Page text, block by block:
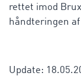
rettet imod
håndteringen
Update: